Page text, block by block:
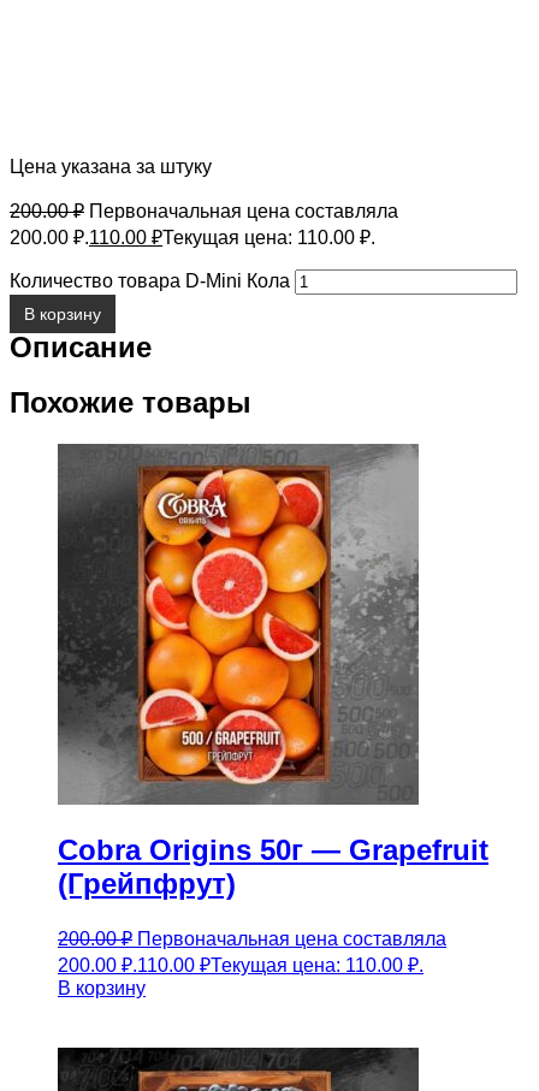
Цена указана за штуку
200.00₽ Первоначальная цена составляла
200.00 ₽.110.00 ₽Текущая цена: 110.00 ₽.
Количество товара D-Mini Кола
В корзину
Описание
Похожие товары
Cobra Origins 50г — Grapefruit
(Грейпфрут)
200.00₽ Первоначальная цена составляла
200.00 ₽.110.00 ₽Текущая цена: 110.00 ₽.
В корзину